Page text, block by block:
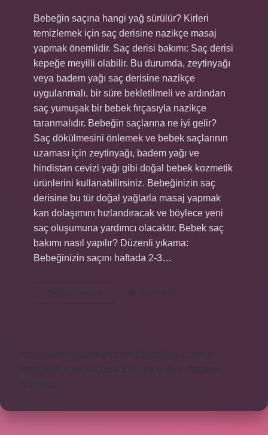
Bebeğin saçına hangi yağ sürülür? Kirleri
temizlemek için saç derisine nazikçe masaj
yapmak önemlidir. Saç derisi bakımı: Saç derisi
kepeğe meyilli olabilir. Bu durumda, zeytinyağı
veya badem yağı saç derisine nazikçe
uygulanmalı, bir süre bekletilmeli ve ardından
saç yumuşak bir bebek fırçasıyla nazikçe
taranmalıdır. Bebeğin saçlarına ne iyi gelir?
Saç dökülmesini önlemek ve bebek saçlarının
uzaması için zeytinyağı, badem yağı ve
hindistan cevizi yağı gibi doğal bebek kozmetik
ürünlerini kullanabilirsiniz. Bebeğinizin saç
derisine bu tür doğal yağlarla masaj yapmak
kan dolaşımını hızlandıracak ve böylece yeni
saç oluşumuna yardımcı olacaktır. Bebek saç
bakımı nasıl yapılır? Düzenli yıkama:
Bebeğinizin saçını haftada 2-3…
Devamını okuyun
Saçına
Yorum Bırak
https://www.seraforum.com
https://begu.com.tr
https://elifcicekcilik.com.tr
knight online
nttgame
Sitemap